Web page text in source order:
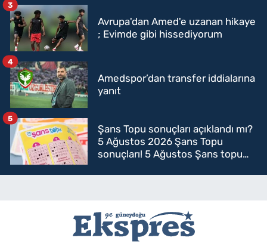
Avrupa'dan Amed'e uzanan hikaye
; Evimde gibi hissediyorum
3
Amedspor’dan transfer iddialarına
yanıt
4
Şans Topu sonuçları açıklandı mı?
5 Ağustos 2026 Şans Topu
sonuçları! 5 Ağustos Şans topu
5